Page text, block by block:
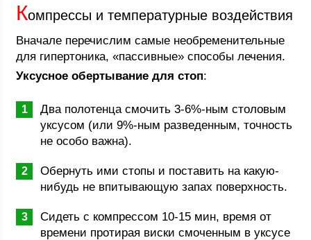
Компрессы и температурные воздействия
Вначале перечислим самые необременительные
для гипертоника, «пассивные» способы лечения.
Уксусное обертывание для стоп:
Два полотенца смочить 3-6%-ным столовым
уксусом (или 9%-ным разведенным, точность
не особо важна).
Обернуть ими стопы и поставить на какую-
нибудь не впитывающую запах поверхность.
Сидеть с компрессом 10-15 мин, время от
времени протирая виски смоченным в уксусе